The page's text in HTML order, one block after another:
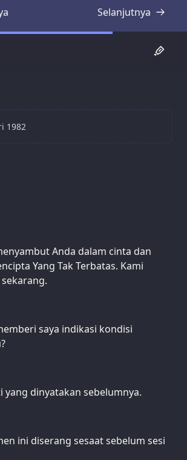
Selanjutnya
Transkrip
Anda dalam cinta dan
Yang Tak Terbatas. Kami
saya indikasi kondisi
yang dinyatakan sebelumnya.
ini diserang sesaat sebelum sesi
1982